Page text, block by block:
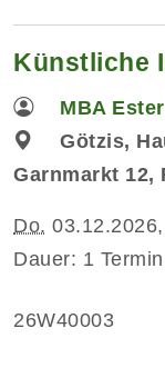
Künstliche
MBA
Götzis,
Garnmarkt 12,
Do.
Dauer: 1
26W40003